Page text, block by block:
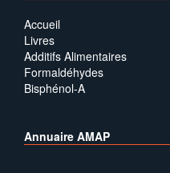
Accueil
Livres
Additifs Alimentaires
Formaldéhydes
Bisphénol-A
Annuaire AMAP